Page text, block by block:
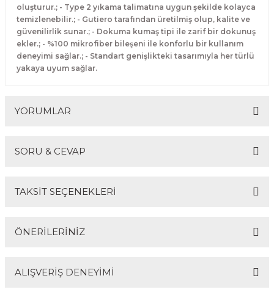
oluşturur.; - Type 2 yıkama talimatına uygun şekilde kolayca
temizlenebilir.; - Gutiero tarafından üretilmiş olup, kalite ve
güvenilirlik sunar.; - Dokuma kumaş tipi ile zarif bir dokunuş
ekler.; - %100 mikrofiber bileşeni ile konforlu bir kullanım
deneyimi sağlar.; - Standart genişlikteki tasarımıyla her türlü
yakaya uyum sağlar.
YORUMLAR
SORU & CEVAP
TAKSİT SEÇENEKLERİ
ÖNERİLERİNİZ
Bu ürünün fiyat bilgisi, resim, ürün açıklamalarında ve
ALIŞVERİŞ DENEYİMİ